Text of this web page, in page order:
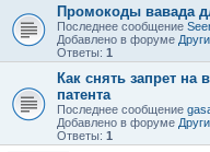
Промокоды вавада
Последнее сообщение
Добавлено в форуме
Ответы: 1
Как снять запрет на
патента
Последнее сообщение
Добавлено в форуме
Ответы: 1